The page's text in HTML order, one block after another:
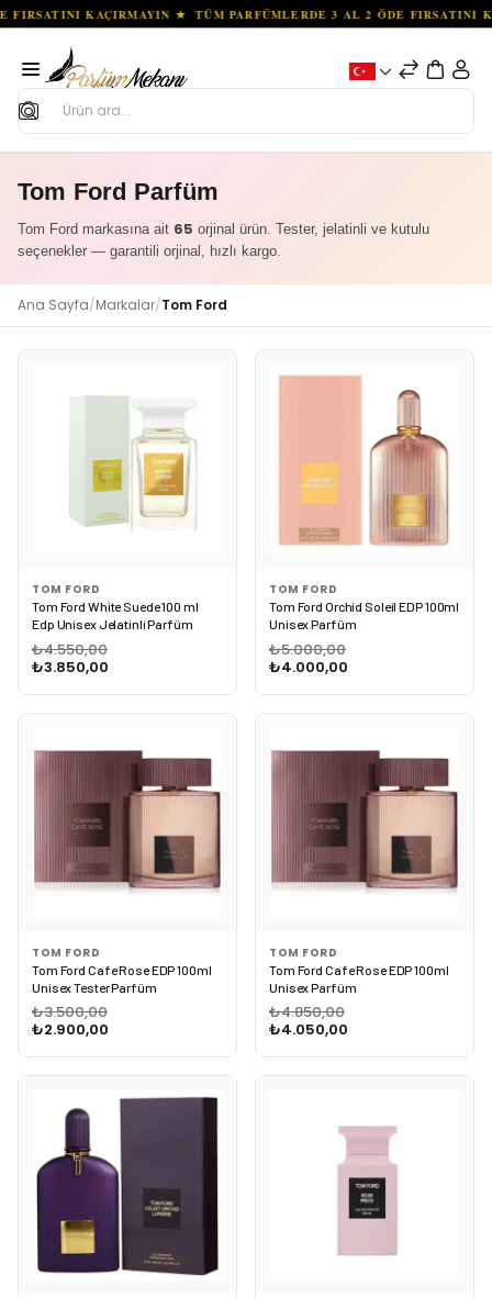
Ara
Tom Ford Parfüm
Tom Ford markasına ait 65 orjinal ürün. Tester, jelatinli ve kutulu
seçenekler — garantili orjinal, hızlı kargo.
Ana Sayfa/Markalar/Tom Ford
TOM FORD
Tom Ford White Suede 100 ml
Edp Unisex Jelatinli Parfüm
₺4.550,00
₺3.850,00
TOM FORD
Tom Ford Orchid Soleil EDP 100ml
Unisex Parfüm
₺5.000,00
₺4.000,00
TOM FORD
Tom Ford Cafe Rose EDP 100ml
Unisex Tester Parfüm
₺3.500,00
₺2.900,00
TOM FORD
Tom Ford Cafe Rose EDP 100ml
Unisex Parfüm
₺4.850,00
₺4.050,00